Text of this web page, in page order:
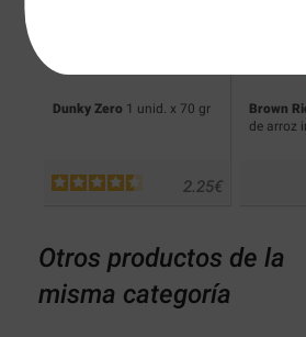
Dunky Zero 1 unid. x 70 gr
€
2.25
Brown
de arroz
Otros productos de la
misma categoría